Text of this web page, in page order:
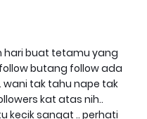
hari buat tetamu yang
butang follow ada
wani tak tahu nape tak
kat atas nih..
kecik sangat .. perhati